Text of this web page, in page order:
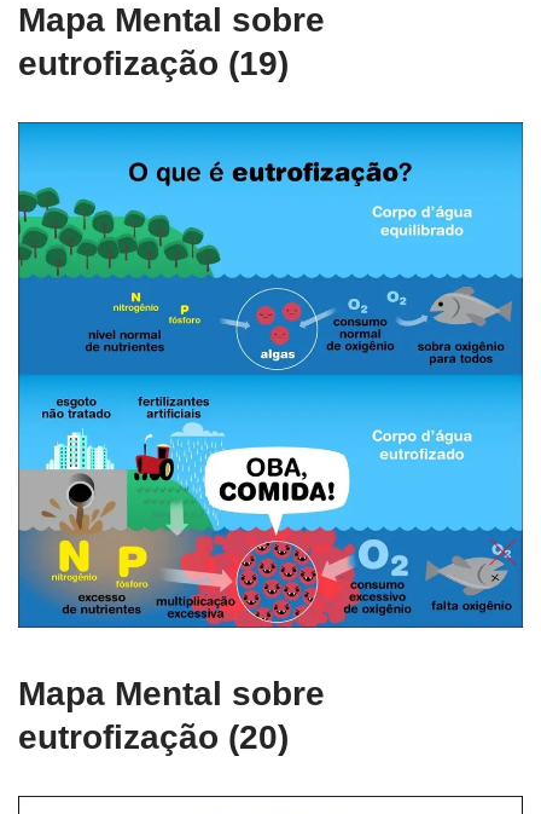
Mapa Mental sobre
eutrofização (19)
Mapa Mental sobre
eutrofização (20)